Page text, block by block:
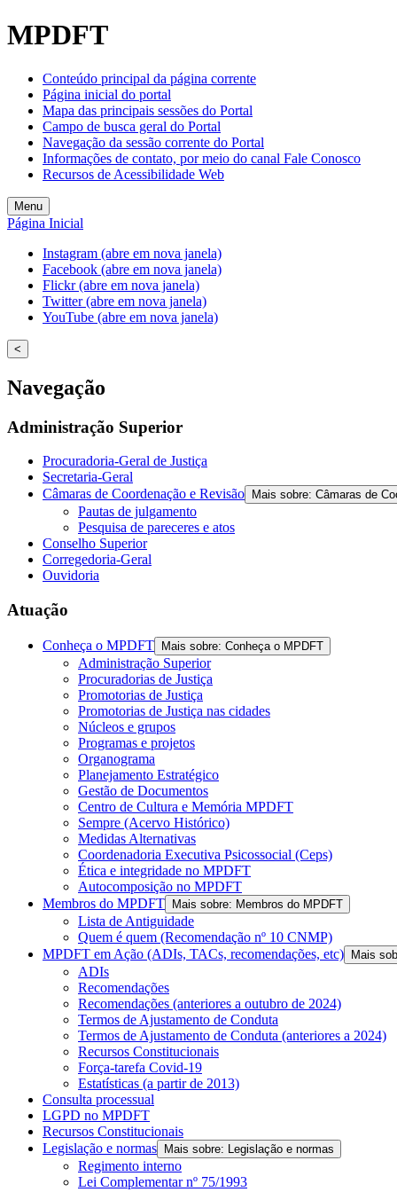
MPDFT
Conteúdo principal da página corrente
Página inicial do portal
Mapa das principais sessões do Portal
Campo de busca geral do Portal
Navegação da sessão corrente do Portal
Informações de contato, por meio do canal Fale Conosco
Recursos de Acessibilidade Web
Menu
Página Inicial
Instagram (abre em nova janela)
Facebook (abre em nova janela)
Flickr (abre em nova janela)
Twitter (abre em nova janela)
YouTube (abre em nova janela)
<
Navegação
Administração Superior
Procuradoria-Geral de Justiça
Secretaria-Geral
Câmaras de Coordenação e Revisão
Mais sobre: Câmaras de
Pautas de julgamento
Pesquisa de pareceres e atos
Conselho Superior
Corregedoria-Geral
Ouvidoria
Atuação
Conheça o MPDFT Mais sobre: Conheça o MPDFT
Administração Superior
Procuradorias de Justiça
Promotorias de Justiça
Promotorias de Justiça nas cidades
Núcleos e grupos
Programas e projetos
Organograma
Planejamento Estratégico
Gestão de Documentos
Centro de Cultura e Memória MPDFT
Sempre (Acervo Histórico)
Medidas Alternativas
Coordenadoria Executiva Psicossocial (Ceps)
Ética e integridade no MPDFT
Autocomposição no MPDFT
Membros do MPDFT
Mais sobre: Membros do MPDFT
Lista de Antiguidade
Quem é quem (Recomendação nº 10 CNMP)
MPDFT em Ação (ADIs, TACs, recomendações, etc)
Mais
ADIs
Recomendações
Recomendações (anteriores a outubro de 2024)
Termos de Ajustamento de Conduta
Termos de Ajustamento de Conduta (anteriores a 2024)
Recursos Constitucionais
Força-tarefa Covid-19
Estatísticas (a partir de 2013)
Consulta processual
LGPD no MPDFT
Recursos Constitucionais
Legislação e normas
Mais sobre: Legislação e normas
Regimento interno
Lei Complementar nº 75/1993